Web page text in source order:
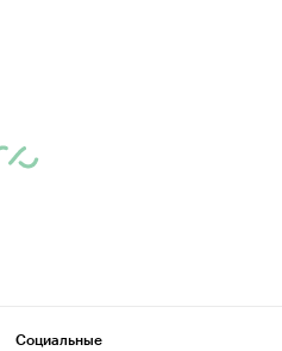
Социальные